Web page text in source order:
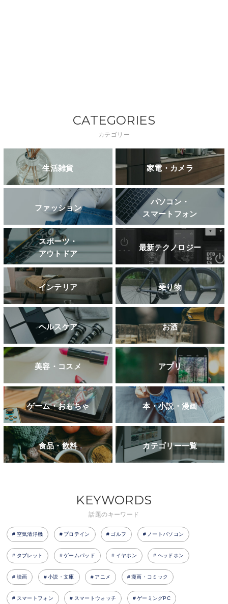
CATEGORIES
カテゴリー
生活雑貨 家電・カメラ
ファッション
パソコン・
スマートフォン
スポーツ・
アウトドア
最新テクノロジー
インテリア 乗り物
ヘルスケア お酒
美容・コスメ アプリ
ゲーム・おもちゃ 本・小説・漫画
食品・飲料 カテゴリー一覧
KEYWORDS
話題のキーワード
空気清浄機 プロテイン ゴルフ ノートパソコン
タブレット ゲームパッド イヤホン ヘッドホン
映画 小説・文庫 アニメ 漫画・コミック
スマートフォン スマートウォッチ ゲーミングPC